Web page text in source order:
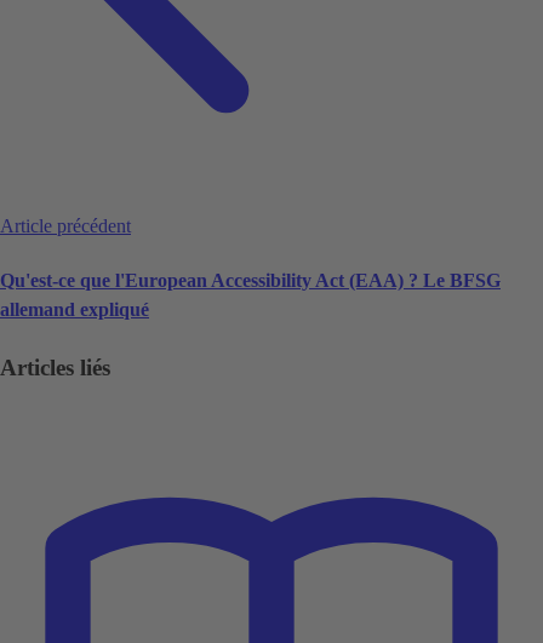
Article précédent
Qu'est-ce que l'European Accessibility Act (EAA) ? Le BFSG
allemand expliqué
Articles liés